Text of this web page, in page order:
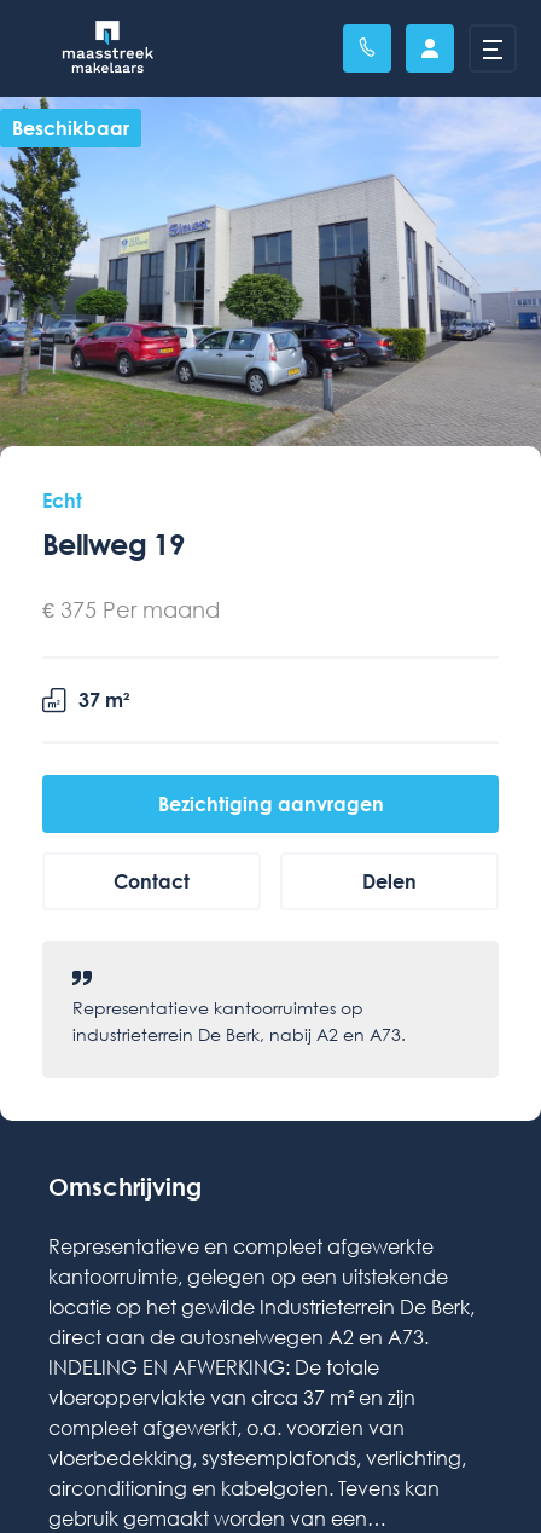
Beschikbaar
Echt
Bellweg 19
€ 375 Per maand
37 m²
Bezichtiging aanvragen
Contact Delen
Representatieve kantoorruimtes op
industrieterrein De Berk, nabij A2 en A73.
Omschrijving
Representatieve en compleet afgewerkte
kantoorruimte, gelegen op een uitstekende
locatie op het gewilde Industrieterrein De Berk,
direct aan de autosnelwegen A2 en A73.
INDELING EN AFWERKING: De totale
vloeroppervlakte van circa 37 m² en zijn
compleet afgewerkt, o.a. voorzien van
vloerbedekking, systeemplafonds, verlichting,
airconditioning en kabelgoten. Tevens kan
gebruik gemaakt worden van een…